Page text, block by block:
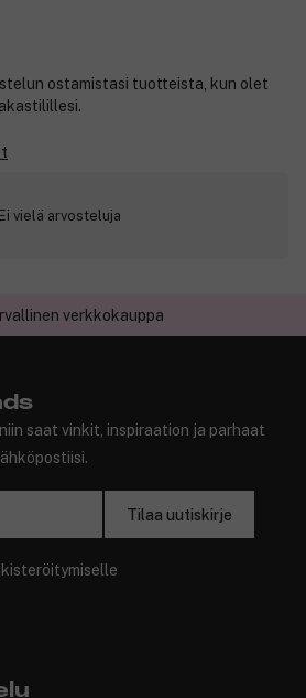
ostamistasi tuotteista, kun olet
Ei vielä arvosteluja
verkkokauppa
saat vinkit, inspiraation ja parhaat
Tilaa uutiskirje